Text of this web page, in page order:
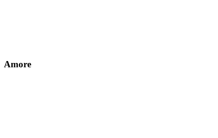
Amore